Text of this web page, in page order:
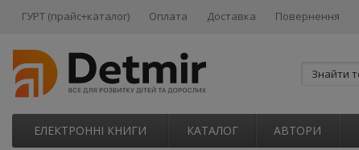
ГУРТ (прайс+каталог) Оплата Доставка Повернення
ЕЛЕКТРОННІ КНИГИ КАТАЛОГ АВТОРИ